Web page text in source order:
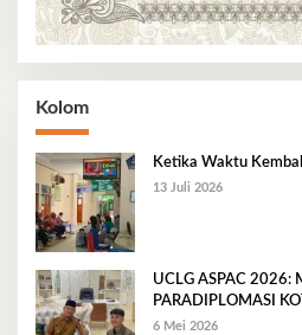
Kolom
Ketika Waktu
13 Juli 2026
UCLG ASPAC 2026:
PARADIPLOMASI
6 Mei 2026